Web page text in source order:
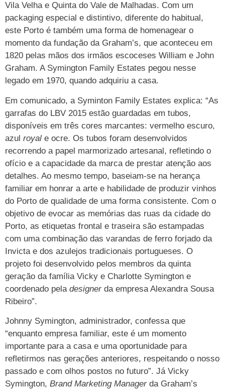
Vila Velha e Quinta do Vale de Malhadas. Com um
packaging especial e distintivo, diferente do habitual,
este Porto é também uma forma de homenagear o
momento da fundação da Graham’s, que aconteceu em
1820 pelas mãos dos irmãos escoceses William e John
Graham. A Symington Family Estates pegou nesse
legado em 1970, quando adquiriu a casa.
Em comunicado, a Syminton Family Estates explica: “As
garrafas do LBV 2015 estão guardadas em tubos,
disponíveis em três cores marcantes: vermelho escuro,
azul royal e ocre. Os tubos foram desenvolvidos
recorrendo a papel marmorizado artesanal, refletindo o
ofício e a capacidade da marca de prestar atenção aos
detalhes. Ao mesmo tempo, baseiam-se na herança
familiar em honrar a arte e habilidade de produzir vinhos
do Porto de qualidade de uma forma consistente. Com o
objetivo de evocar as memórias das ruas da cidade do
Porto, as etiquetas frontal e traseira são estampadas
com uma combinação das varandas de ferro forjado da
Invicta e dos azulejos tradicionais portugueses. O
projeto foi desenvolvido pelos membros da quinta
geração da família Vicky e Charlotte Symington e
coordenado pela designerda empresa Alexandra Sousa
Ribeiro”.
Johnny Symington, administrador, confessa que
“enquanto empresa familiar, este é um momento
importante para a casa e uma oportunidade para
refletirmos nas gerações anteriores, respeitando o nosso
passado e com olhos postos no futuro”. Já Vicky
Symington, Brand Marketing Managerda Graham’s